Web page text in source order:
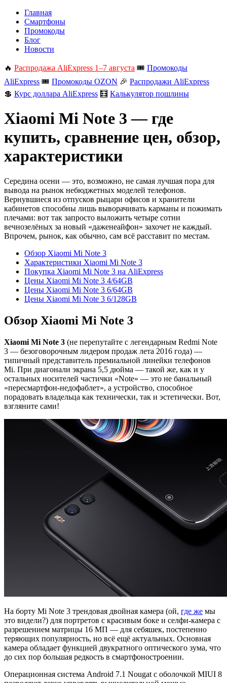
Главная
Смартфоны
Промокоды
Блог
Новости
🔥 Распродажа AliExpress 1–7 августа 🎟️ Промокоды
AliExpress 🎟️ Промокоды OZON 🎉 Распродажи AliExpress
💲 Курс доллара AliExpress 🧮 Калькулятор пошлины
Xiaomi Mi Note 3 — где
купить, сравнение цен, обзор,
характеристики
Середина осени — это, возможно, не самая лучшая пора для
вывода на рынок небюджетных моделей телефонов.
Вернувшиеся из отпусков рыцари офисов и хранители
кабинетов способны лишь выворачивать карманы и пожимать
плечами: вот так запросто выложить четыре сотни
вечнозелёных за новый «даженеайфон» захочет не каждый.
Впрочем, рынок, как обычно, сам всё расставит по местам.
Обзор Xiaomi Mi Note 3
Характеристики Xiaomi Mi Note 3
Покупка Xiaomi Mi Note 3 на AliExpress
Цены Xiaomi Mi Note 3 4/64GB
Цены Xiaomi Mi Note 3 6/64GB
Цены Xiaomi Mi Note 3 6/128GB
Обзор Xiaomi Mi Note 3
Xiaomi Mi Note 3 (не перепутайте с легендарным Redmi Note
3 — безоговорочным лидером продаж лета 2016 года) —
типичный представитель премиальной линейки телефонов
Mi. При диагонали экрана 5,5 дюйма — такой же, как и у
остальных носителей частички «Note» — это не банальный
«пересмартфон-недофаблет», а устройство, способное
порадовать владельца как технически, так и эстетически. Вот,
взгляните сами!
На борту Mi Note 3 трендовая двойная камера (ой, где же мы
это видели?) для портретов с красивым боке и селфи-камера с
разрешением матрицы 16 МП — для себяшек, постепенно
теряющих популярность, но всё ещё актуальных. Основная
камера обладает функцией двукратного оптического зума, что
до сих пор большая редкость в смартфоностроении.
Операционная система Android 7.1 Nougat с оболочкой MIUI 8